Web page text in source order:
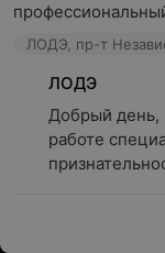
ЛОДЭ, пр-т
ЛОДЭ
Добрый день,
работе